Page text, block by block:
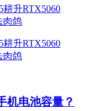
机电池容量？